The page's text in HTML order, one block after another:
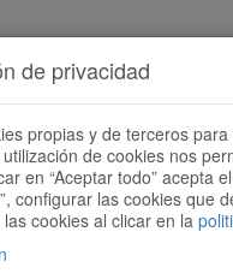
Cercador de rutes
de privacidad
propias y de terceros
de cookies nos
en “Aceptar todo” acepta
configurar las cookies que
cookies al clicar en la